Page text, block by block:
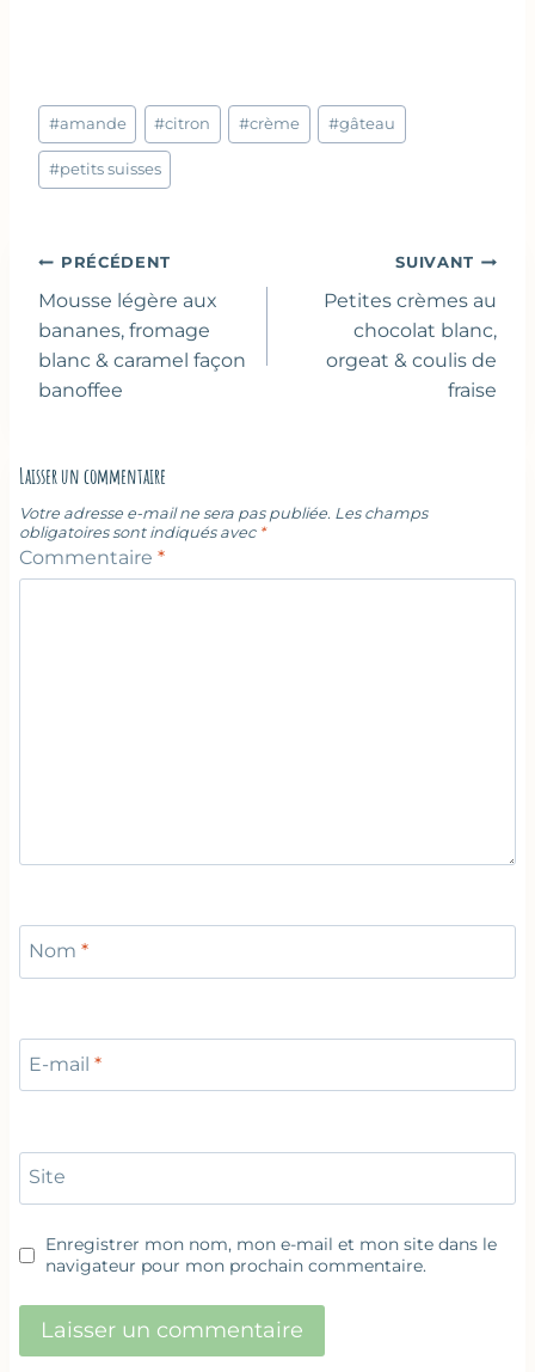
Étiquettes
de
la
#amande #citron #crème #gâteau
#petits suisses
Navigation
de
l’article
PRÉCÉDENT
Mousse légère aux
bananes, fromage
blanc & caramel façon
banoffee
SUIVANT
Petites crèmes au
chocolat blanc,
orgeat & coulis de
fraise
Laisser un commentaire
Votre adresse e-mail ne sera pas publiée. Les champs
obligatoires sont indiqués avec *
Commentaire *
Nom *
E-mail *
Site
Enregistrer mon nom, mon e-mail et mon site dans le
navigateur pour mon prochain commentaire.